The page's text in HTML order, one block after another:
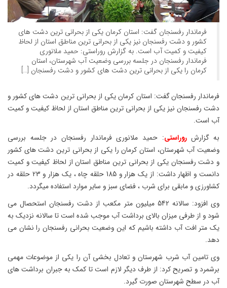
فرماندار رفسنجان گفت: استان کرمان یکی از بحرانی ترین دشت های
کشور و دشت رفسنجان نیز یکی از بحرانی ترین مناطق استان از لحاظ
کیفیت و کمیت آب است. به گزارش روراستی: حمید ملانوری
فرماندار رفسنجان در جلسه بررسی وضعیت آب شهرستان، استان
کرمان را یکی از بحرانی ترین دشت های کشور و دشت رفسنجان […]
فرماندار رفسنجان گفت: استان کرمان یکی از بحرانی ترین دشت های کشور و
دشت رفسنجان نیز یکی از بحرانی ترین مناطق استان از لحاظ کیفیت و کمیت
آب است.
به گزارشروراستی: حمید ملانوری فرماندار رفسنجان در جلسه بررسی
وضعیت آب شهرستان، استان کرمان را یکی از بحرانی ترین دشت های کشور
و دشت رفسنجان یکی از بحرانی ترین مناطق استان از لحاظ کیفیت و کمیت
دانست و اظهار داشت: از یک هزار و 185 حلقه چاه ، یک هزار و 23 حلقه در
کشاورزی و مابقی برای شرب ، فضای سبز و سایر موارد استفاده میگردد.
وی افزود: سالانه 542 میلیون متر مکعب از دشت رفسنجان استحصال می
شود و از طرفی میزان بالای برداشت آب موجب شده است تا سالانه نزدیک به
یک متر افت آب داشته باشیم که این وضعیت بحرانی رفسنجان را نشان می
دهد.
وی تامین آب شرب شهرستان و تعادل بخشی آن را یکی از موضوعات مهمی
برشمرد و تصریح کرد: از طرف دیگر لازم است تا کمک به جبران برداشت های
آب در سطح شهرستان صورت گیرد.